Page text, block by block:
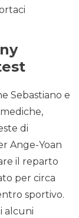
Sebastiano e
di
Ange-Yoan
il reparto
per circa
sportivo.
alcuni